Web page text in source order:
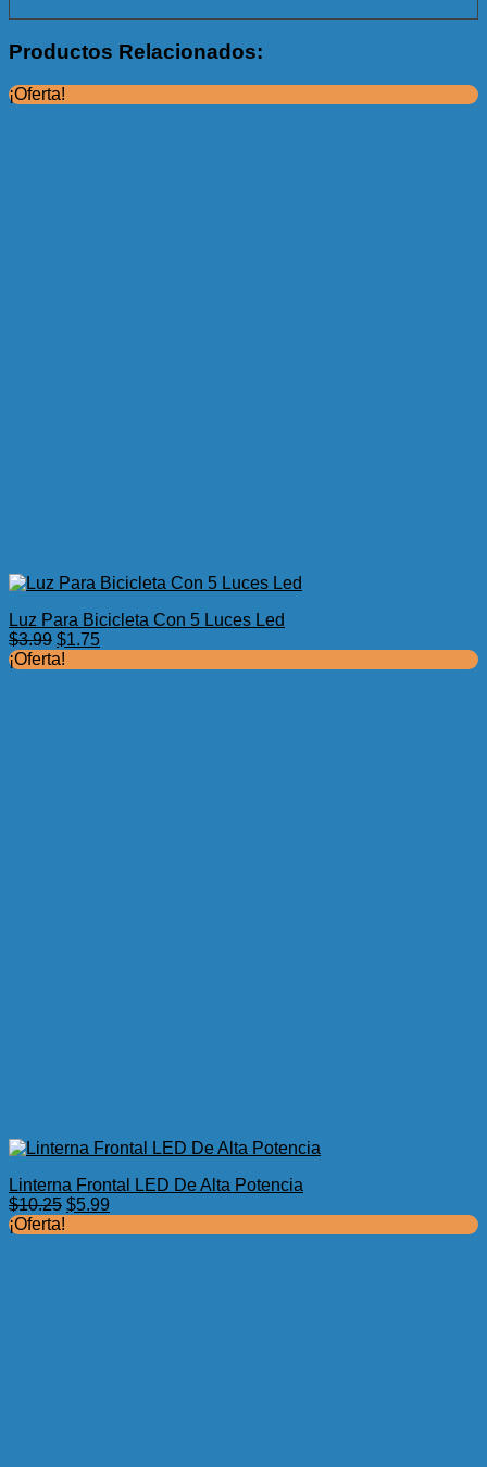
Productos Relacionados:
¡Oferta!
Luz Para Bicicleta Con 5 Luces Led
$3.99 El
precio
$1.75El
¡Oferta!
Linterna Frontal LED De Alta Potencia
$10.25 El
$5.99
¡Oferta!